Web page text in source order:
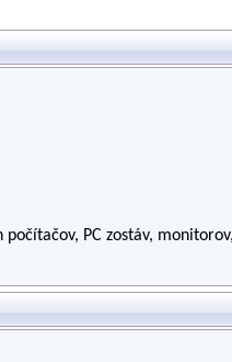
PC zostáv,